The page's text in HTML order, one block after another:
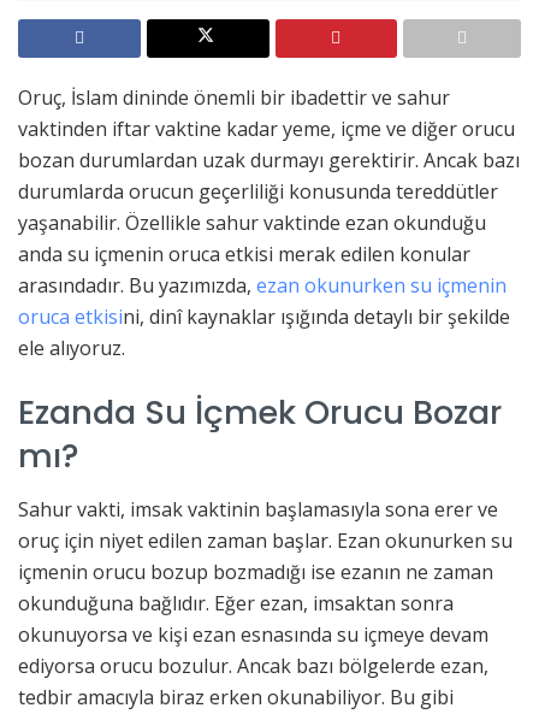
Oruç, İslam dininde önemli bir ibadettir ve sahur
vaktinden iftar vaktine kadar yeme, içme ve diğer orucu
bozan durumlardan uzak durmayı gerektirir. Ancak bazı
durumlarda orucun geçerliliği konusunda tereddütler
yaşanabilir. Özellikle sahur vaktinde ezan okunduğu
anda su içmenin oruca etkisi merak edilen konular
arasındadır. Bu yazımızda, ezan okunurken su içmenin
oruca etkisini, dinî kaynaklar ışığında detaylı bir şekilde
ele alıyoruz.
Ezanda Su İçmek Orucu Bozar
mı?
Sahur vakti, imsak vaktinin başlamasıyla sona erer ve
oruç için niyet edilen zaman başlar. Ezan okunurken su
içmenin orucu bozup bozmadığı ise ezanın ne zaman
okunduğuna bağlıdır. Eğer ezan, imsaktan sonra
okunuyorsa ve kişi ezan esnasında su içmeye devam
ediyorsa orucu bozulur. Ancak bazı bölgelerde ezan,
tedbir amacıyla biraz erken okunabiliyor. Bu gibi